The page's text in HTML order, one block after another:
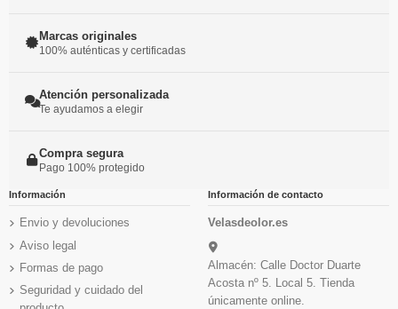
Marcas originales
100% auténticas y certificadas
Atención personalizada
Te ayudamos a elegir
Compra segura
Pago 100% protegido
Información
Envio y devoluciones
Aviso legal
Formas de pago
Seguridad y cuidado del
Información de contacto
Velasdeolor.es
Almacén: Calle Doctor Duarte
Acosta nº 5. Local 5. Tienda
únicamente online.